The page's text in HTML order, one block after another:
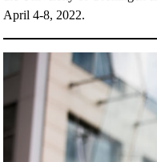
April 4-8, 2022.